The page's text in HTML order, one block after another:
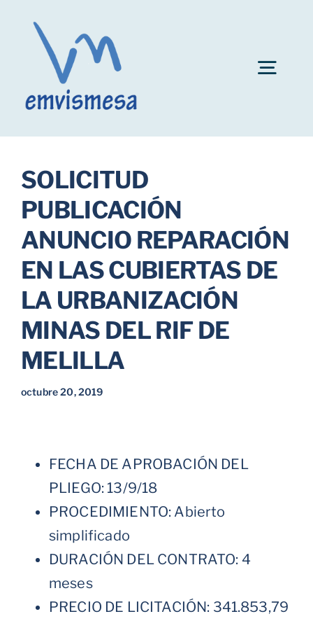
content
Ayuda al alquiler
Fianzas de inmuebles
Bonificaciones
Parkings
SOLICITUD
PUBLICACIÓN
ANUNCIO REPARACIÓN
EN LAS CUBIERTAS DE
LA URBANIZACIÓN
MINAS DEL RIF DE
MELILLA
octubre 20, 2019
FECHA DE APROBACIÓN DEL
PLIEGO: 13/9/18
PROCEDIMIENTO: Abierto
simplificado
DURACIÓN DEL CONTRATO: 4
meses
PRECIO DE LICITACIÓN: 341.853,79